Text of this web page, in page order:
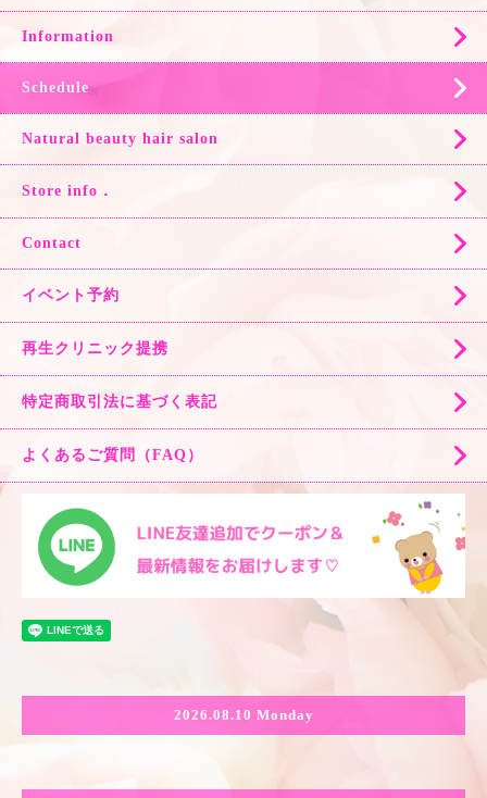
Information
Schedule
Natural beauty hair salon
Store info．
Contact
イベント予約
再生クリニック提携
特定商取引法に基づく表記
よくあるご質問（FAQ）
2026.08.10 Monday